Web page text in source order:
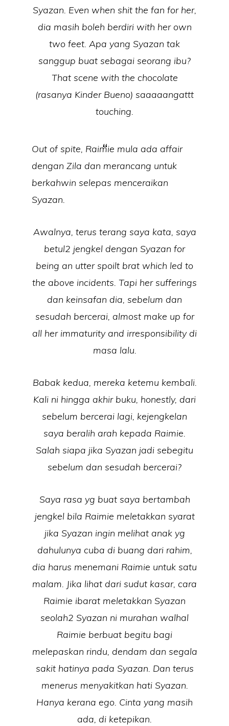
Syazan. Even when shit the fan for her,
dia masih boleh berdiri with her own
two feet. Apa yang Syazan tak
sanggup buat sebagai seorang ibu?
That scene with the chocolate
(rasanya Kinder Bueno) saaaaangattt
touching.
Out of spite, Raimie mula ada affair
dengan Zila dan merancang untuk
berkahwin selepas menceraikan
Syazan.
Awalnya, terus terang saya kata, saya
betul2 jengkel dengan Syazan for
being an utter spoilt brat which led to
the above incidents. Tapi her sufferings
dan keinsafan dia, sebelum dan
sesudah bercerai, almost make up for
all her immaturity and irresponsibility di
masa lalu.
Babak kedua, mereka ketemu kembali.
Kali ni hingga akhir buku, honestly, dari
sebelum bercerai lagi, kejengkelan
saya beralih arah kepada Raimie.
Salah siapa jika Syazan jadi sebegitu
sebelum dan sesudah bercerai?
Saya rasa yg buat saya bertambah
jengkel bila Raimie meletakkan syarat
jika Syazan ingin melihat anak yg
dahulunya cuba di buang dari rahim,
dia harus menemani Raimie untuk satu
malam. Jika lihat dari sudut kasar, cara
Raimie ibarat meletakkan Syazan
seolah2 Syazan ni murahan walhal
Raimie berbuat begitu bagi
melepaskan rindu, dendam dan segala
sakit hatinya pada Syazan. Dan terus
menerus menyakitkan hati Syazan.
Hanya kerana ego. Cinta yang masih
ada, di ketepikan.